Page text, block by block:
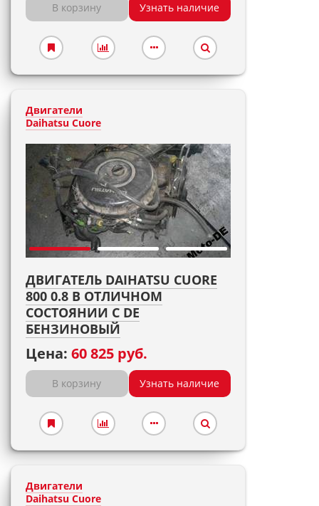
В корзину Узнать наличие
Двигатели
Daihatsu Cuore
ДВИГАТЕЛЬ DAIHATSU CUORE
800 0.8 В ОТЛИЧНОМ
СОСТОЯНИИ С DE
БЕНЗИНОВЫЙ
Цена: 60 825 руб.
В корзину Узнать наличие
Двигатели
Daihatsu Cuore